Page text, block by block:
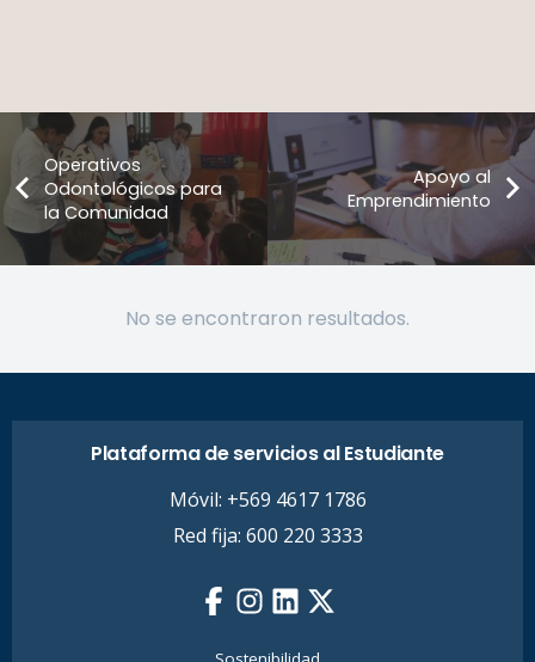
Operativos
Odontológicos para
la Comunidad
Apoyo al
Emprendimiento
No se encontraron resultados.